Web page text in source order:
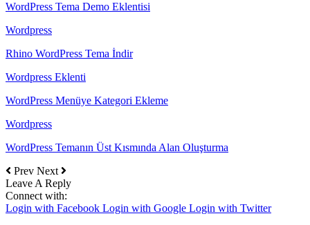
WordPress Tema Demo Eklentisi
Wordpress
Rhino WordPress Tema İndir
Wordpress Eklenti
WordPress Menüye Kategori Ekleme
Wordpress
WordPress Temanın Üst Kısmında Alan Oluşturma
Prev Next
Leave A Reply
Connect with:
Login with Facebook Login with Google Login with Twitter